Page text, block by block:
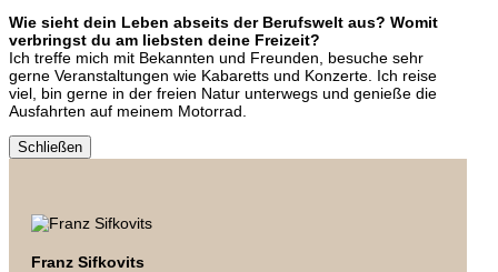
Wie sieht dein Leben abseits der Berufswelt aus? Womit
verbringst du am liebsten deine Freizeit?
Ich treffe mich mit Bekannten und Freunden, besuche sehr
gerne Veranstaltungen wie Kabaretts und Konzerte. Ich reise
viel, bin gerne in der freien Natur unterwegs und genieße die
Ausfahrten auf meinem Motorrad.
Schließen
Franz Sifkovits